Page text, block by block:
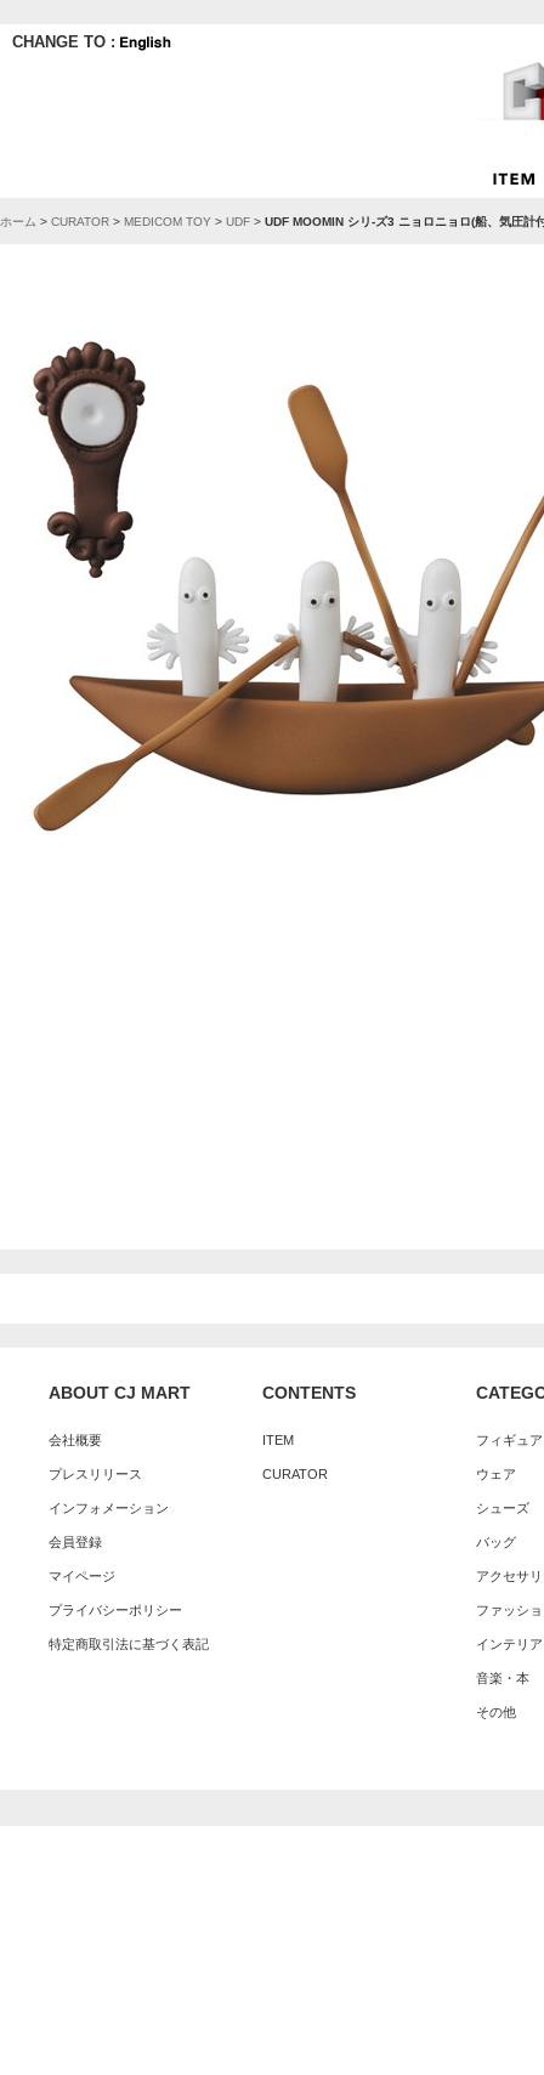
CHANGE TO :
ホーム > CURATOR > MEDICOM TOY > UDF > UDF MOOMIN シリ-ズ3 ニョロニョロ(船、気圧計
ABOUT CJ MART
会社概要
プレスリリース
インフォメーション
会員登録
マイページ
プライバシーポリシー
特定商取引法に基づく表記
CONTENTS
ITEM
CURATOR
フィギュ
ウェア
シューズ
バッグ
アクセサ
ファッシ
インテリア
音楽・本
その他